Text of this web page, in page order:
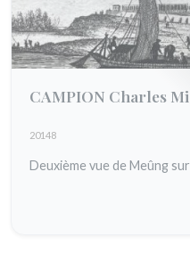
CAMPION Charles
20148
Deuxième vue de Meûng